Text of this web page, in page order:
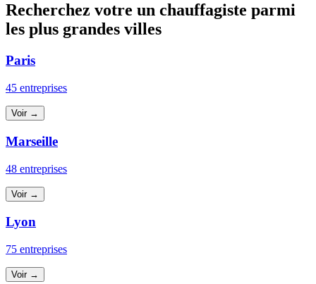
Recherchez votre un chauffagiste parmi
les plus grandes villes
Paris
45 entreprises
Voir →
Marseille
48 entreprises
Voir →
Lyon
75 entreprises
Voir →